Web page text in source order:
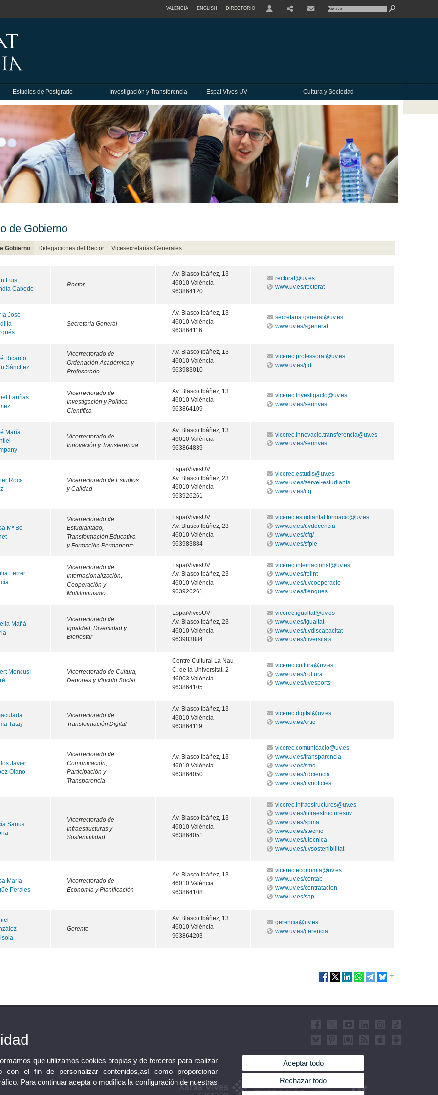
VALENCIÀ ENGLISH DIRECTORIO
Estudios de Postgrado Investigación y Transferencia Espai Vives UV Cultura y Sociedad
de Gobierno
Gobierno Delegaciones del Rector Vicesecretarías Generales
Luis
Cabedo
Rector
Av. Blasco Ibáñez, 13
46010 València
963864120
rectorat@uv.es
www.uv.es/rectorat
José
Secretaría General
Av. Blasco Ibáñez, 13
46010 València
963864116
secretaria.general@uv.es
www.uv.es/sgeneral
Ricardo
Sánchez
Vicerrectorado de
Ordenación Académica y
Profesorado
Av. Blasco Ibáñez, 13
46010 València
963983010
vicerec.professorat@uv.es
www.uv.es/pdi
Fariñas
Vicerrectorado de
Investigación y Política
Científica
Av. Blasco Ibáñez, 13
46010 València
963864109
vicerec.investigacio@uv.es
www.uv.es/serinves
María
Vicerrectorado de
Innovación y Transferencia
Av. Blasco Ibáñez, 13
46010 València
963864839
vicerec.innovacio.transferencia@uv.es
www.uv.es/serinves
Roca
Vicerrectorado de Estudios
y Calidad
EspaiVivesUV
Av. Blasco Ibáñez, 23
46010 València
963926261
vicerec.estudis@uv.es
www.uv.es/servei-estudiants
www.uv.es/uq
Mª Bo
Vicerrectorado de
Estudiantado,
Transformación Educativa
y Formación Permanente
EspaiVivesUV
Av. Blasco Ibáñez, 23
46010 València
963983884
vicerec.estudiantat.formacio@uv.es
www.uv.es/uvdocencia
www.uv.es/cfq/
www.uv.es/sfpie
Ferrer
Vicerrectorado de
Internacionalización,
Cooperación y
Multilingüismo
EspaiVivesUV
Av. Blasco Ibáñez, 23
46010 València
963926261
vicerec.internacional@uv.es
www.uv.es/relint
www.uv.es/uvcooperacio
www.uv.es/llengues
Mañá
Vicerrectorado de
Igualdad, Diversidad y
Bienestar
EspaiVivesUV
Av. Blasco Ibáñez, 23
46010 València
963983884
vicerec.igualtat@uv.es
www.uv.es/igualtat
www.uv.es/uvdiscapacitat
www.uv.es/diversitats
Moncusí
Vicerrectorado de Cultura,
Deportes y Vínculo Social
Centre Cultural La Nau
C. de la Universitat, 2
46003 València
963864105
vicerec.cultura@uv.es
www.uv.es/cultura
www.uv.es/uvesports
Tatay
Vicerrectorado de
Transformación Digital
Av. Blasco Ibáñez, 13
46010 València
963864119
vicerec.digital@uv.es
www.uv.es/vrtic
Javier
Olano
Vicerrectorado de
Comunicación,
Participación y
Transparencia
Av. Blasco Ibáñez, 13
46010 València
963864050
vicerec.comunicacio@uv.es
www.uv.es/transparencia
www.uv.es/smc
www.uv.es/cdciencia
www.uv.es/uvnoticies
Sanus
Vicerrectorado de
Infraestructuras y
Sostenibilidad
Av. Blasco Ibáñez, 13
46010 València
963864051
vicerec.infraestructures@uv.es
www.uv.es/infraestructuresuv
www.uv.es/spma
www.uv.es/stecnic
www.uv.es/utecnica
www.uv.es/uvsostenibilitat
María
Perales
Vicerrectorado de
Economía y Planificación
Av. Blasco Ibáñez, 13
46010 València
963864108
vicerec.economia@uv.es
www.uv.es/contab
www.uv.es/contratacion
www.uv.es/sap
Gerente
Av. Blasco Ibáñez, 13
46010 València
963864203
gerencia@uv.es
www.uv.es/gerencia
que utilizamos cookies propias y de terceros para realizar
el fin de personalizar contenidos,así como proporcionar
Para continuar acepta o modifica la configuración de nuestras
Aceptar todo
Rechazar todo